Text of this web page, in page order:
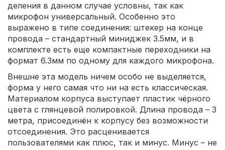
деления в данном случае условны, так как
микрофон универсальный. Особенно это
выражено в типе соединения: штекер на конце
провода – стандартный миниджек 3.5мм, и в
комплекте есть еще компактные переходники на
формат 6.3мм по одному для каждого микрофона.
Внешне эта модель ничем особо не выделяется,
форма у него самая что ни на есть классическая.
Материалом корпуса выступает пластик чёрного
цвета с глянцевой полировкой. Длина провода – 3
метра, присоединён к корпусу без возможности
отсоединения. Это расценивается
пользователями как плюс, так и минус. Минус – не